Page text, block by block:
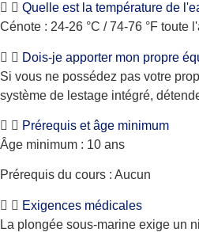
Quelle est la température de
Cénote : 24-26 °C / 74-76 °F toute
Dois-je apporter mon propre
Si vous ne possédez pas votre
système de lestage intégré,
Prérequis et âge minimum
Âge minimum : 10 ans
Prérequis du cours : Aucun
Exigences médicales
La plongée sous-marine exige un